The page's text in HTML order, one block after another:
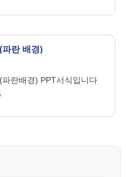
란 배경)
란배경) PPT서식입니다